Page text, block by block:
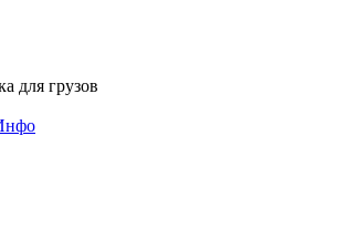
для грузов